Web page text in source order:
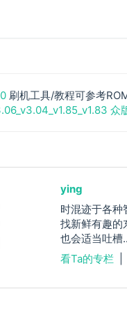
刷机工具/教程可参考
众
ying
时混迹于各种
找新鲜有趣的
也会适当吐槽
看Ta的专栏|